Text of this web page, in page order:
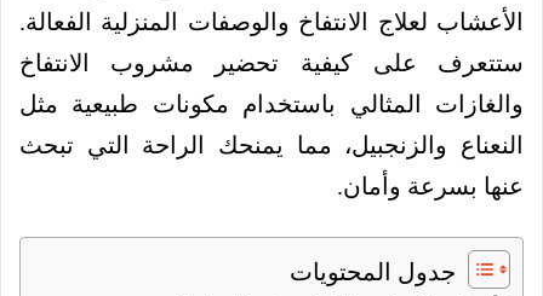
الأعشاب لعلاج الانتفاخ والوصفات المنزلية الفعالة.
ستتعرف على كيفية تحضير مشروب الانتفاخ
والغازات المثالي باستخدام مكونات طبيعية مثل
النعناع والزنجبيل، مما يمنحك الراحة التي تبحث
عنها بسرعة وأمان.
جدول المحتويات